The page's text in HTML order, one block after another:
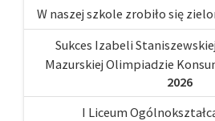
W naszej szkole zrobiło się
Sukces Izabeli
Mazurskiej Olimpiadzie
2026
I Liceum